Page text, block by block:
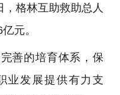
格林互助救助总人
元。
善的培育体系，保
业发展提供有力支